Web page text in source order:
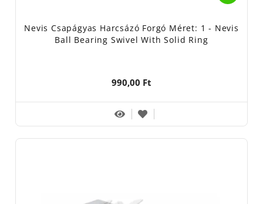
Nevis Csapágyas Harcsázó Forgó Méret: 1 - Nevis
Ball Bearing Swivel With Solid Ring
990,00 Ft